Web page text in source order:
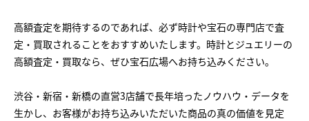
高額査定を期待するのであれば、必ず時計や宝石の専門店で査
定・買取されることをおすすめいたします。時計とジュエリーの
高額査定・買取なら、ぜひ宝石広場へお持ち込みください。
渋谷・新宿・新橋の直営3店舗で長年培ったノウハウ・データを
生かし、お客様がお持ち込みいただいた商品の真の価値を見定